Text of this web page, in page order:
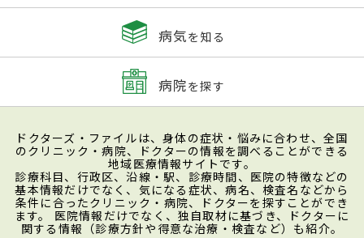
病気を知る
病院を探す
ドクターズ・ファイルは、身体の症状・悩みに合わせ、全国
のクリニック・病院、ドクターの情報を調べることができる
地域医療情報サイトです。
診療科目、行政区、沿線・駅、診療時間、医院の特徴などの
基本情報だけでなく、気になる症状、病名、検査名などから
条件に合ったクリニック・病院、ドクターを探すことができ
ます。 医院情報だけでなく、独自取材に基づき、ドクターに
関する情報（診療方針や得意な治療・検査など）も紹介。